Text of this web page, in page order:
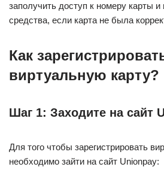
заполучить доступ к номеру карты и
средства, если карта не была
Как
виртуальную карту?
Шаг 1: Заходите на сайт
Для того чтобы зарегистрировать
необходимо зайти на сайт Unionpay: